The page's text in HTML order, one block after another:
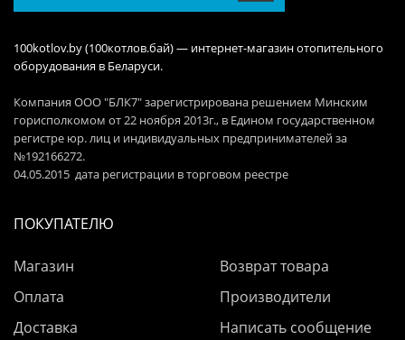
100kotlov.by (100котлов.бай) — интернет-магазин отопительного
оборудования в Беларуси.
Компания ООО "БЛК7" зарегистрирована решением Минским
горисполкомом от 22 ноября 2013г., в Едином государственном
регистре юр. лиц и индивидуальных предпринимателей за
№192166272.
04.05.2015 дата регистрации в торговом реестре
ПОКУПАТЕЛЮ
Магазин
Оплата
Доставка
Возврат товара
Производители
Написать сообщение